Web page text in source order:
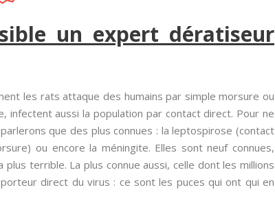
un expert dératiseur
les rats attaque des humains par simple morsure ou
infectent aussi la population par contact direct. Pour ne
que des plus connues : la leptospirose (contact
ou encore la méningite. Elles sont neuf connues,
terrible. La plus connue aussi, celle dont les millions
direct du virus : ce sont les puces qui ont qui en